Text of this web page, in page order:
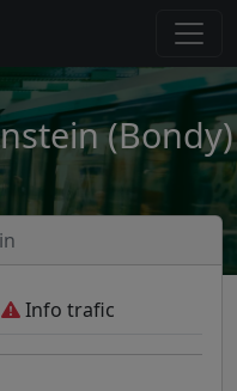
(Bondy)
Info trafic